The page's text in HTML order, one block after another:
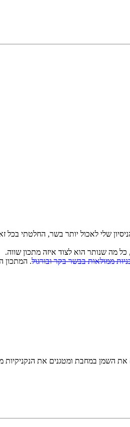
שלי לאכול יותר בשר, החלטתי בכל
מה שנותר הוא לצוד איזה מתכון שווה.
ממולאות בבשר בקר ובורגול. המתכון